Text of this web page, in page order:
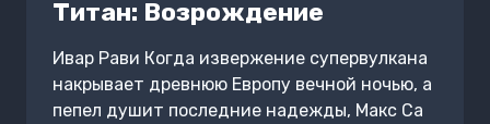
Титан: Возрождение
Ивар Рави Когда извержение супервулкана
накрывает древнюю Европу вечной ночью, а
пепел душит последние надежды, Макс Са